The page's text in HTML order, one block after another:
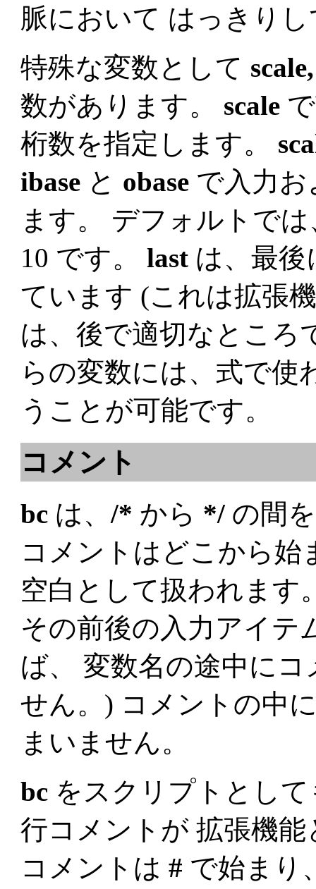
脈において はっきり
特殊な変数として
数があります。 scale
桁数を指定します。
ibase と obase で入力
ます。 デフォルトで
10 です。last は、最
ています (これは拡張
は、後で適切なところ
らの変数には、式で使
うことが可能です。
コメント
bc は、/* から */ の間
コメントはどこから始
空白として扱われます
その前後の入力アイテ
ば、 変数名の途中に
せん。) コメントの中
まいません。
bc をスクリプトとし
行コメントが 拡張機
コメントは# で始まり